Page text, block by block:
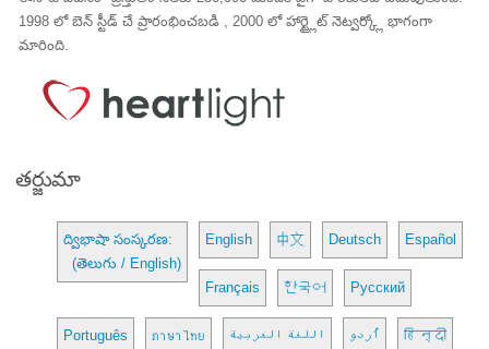
1998 లో బెన్ స్టీడ్ చే ప్రారంభించబడి , 2000 లో హార్ట్లైట్ నెట్వర్క్లో భాగంగా
మారింది.
తర్జుమా
ద్విభాషా సంస్కరణ:
(తెలుగు / English)
English 中文 Deutsch Español
Français 한국어 Русский
Português ภาษาไทย اللغة العربية اُردو हिन्दी